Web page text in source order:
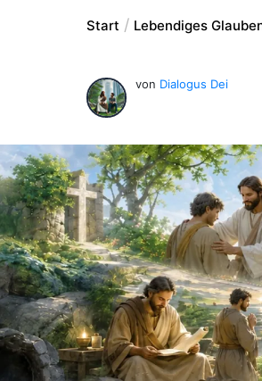
Start Lebendiges
von Dialogus Dei